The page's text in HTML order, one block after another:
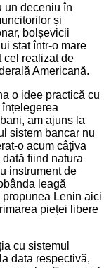
un deceniu în
și
bolșevicii
stat într-o mare
cel realizat de
Americană.
o idee practică cu
am ajuns la
sistem bancar nu
o acum câțiva
fiind natura
instrument de
leagă
Lenin aici
pieței libere
cu sistemul
data respectivă,